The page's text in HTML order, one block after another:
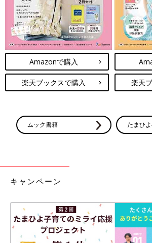
Amazonで購入
楽天ブックスで購入 楽天
ムック書籍 たまひ
キャンペーン